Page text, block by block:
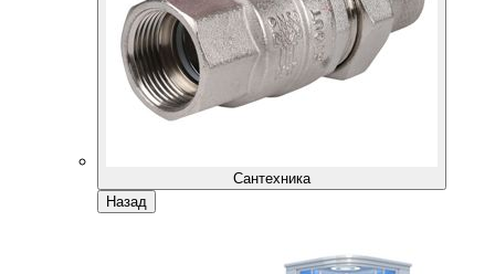
Сантехника
Назад